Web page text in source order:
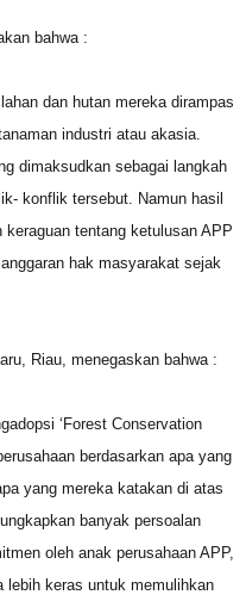
bahwa :
dan hutan mereka dirampas
industri atau akasia.
dimaksudkan sebagai langkah
konflik tersebut. Namun hasil
tentang ketulusan APP
hak masyarakat sejak
Riau, menegaskan bahwa :
‘Forest Conservation
berdasarkan apa yang
yang mereka katakan di atas
banyak persoalan
oleh anak perusahaan APP,
lebih keras untuk memulihkan